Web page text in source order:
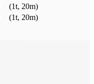
(1t, 20m)
(1t, 20m)